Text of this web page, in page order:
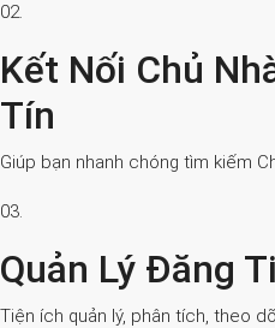
02.
Kết Nối Chủ
Tín
Giúp bạn nhanh chóng tìm kiếm
03.
Quản Lý Đăng
Tiện ích quản lý, phân tích, theo